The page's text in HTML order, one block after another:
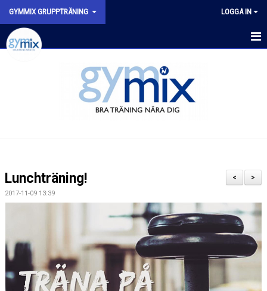
GYMMIX GRUPPTRÄNING LOGGA IN
>
<
Lunchträning!
2017-11-09 13:39